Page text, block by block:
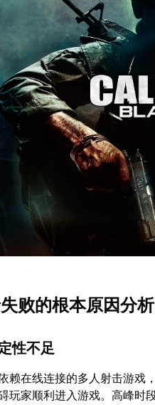
败的根本原因分析
性不足
赖在线连接的多人射击游戏
玩家顺利进入游戏。高峰时